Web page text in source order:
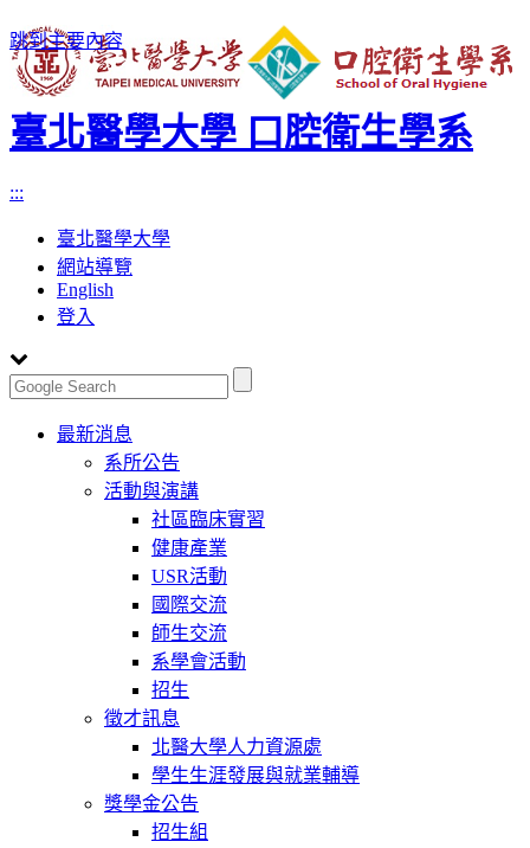
跳到主要內容
臺北醫學大學 口腔衛生學系
:::
臺北醫學大學
網站導覽
English
登入
Toggle
navigation
最新消息
系所公告
活動與演講
社區臨床實習
健康產業
USR活動
國際交流
師生交流
系學會活動
招生
徵才訊息
北醫大學人力資源處
學生生涯發展與就業輔導
獎學金公告
招生組